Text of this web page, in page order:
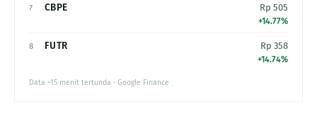
7 CBPE Rp 505
+14.77%
8 FUTR Rp 358
+14.74%
Data ~15 menit tertunda · Google Finance